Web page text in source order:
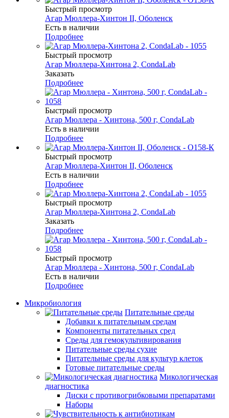
Быстрый просмотр
Агар Мюллера-Хинтон II, Оболенск
Есть в наличии
Подробнее
Быстрый просмотр
Агар Мюллера-Хинтона 2, CondaLab
Заказать
Подробнее
Быстрый просмотр
Агар Мюллера - Хинтона, 500 г, CondaLab
Есть в наличии
Подробнее
Быстрый просмотр
Агар Мюллера-Хинтон II, Оболенск
Есть в наличии
Подробнее
Быстрый просмотр
Агар Мюллера-Хинтона 2, CondaLab
Заказать
Подробнее
Быстрый просмотр
Агар Мюллера - Хинтона, 500 г, CondaLab
Есть в наличии
Подробнее
Микробиология
Питательные среды
Добавки к питательным средам
Компоненты питательных сред
Среды для гемокультивирования
Питательные среды сухие
Питательные среды для культур клеток
Готовые питательные среды
Микологическая
диагностика
Диски с противогрибковыми препаратами
Наборы